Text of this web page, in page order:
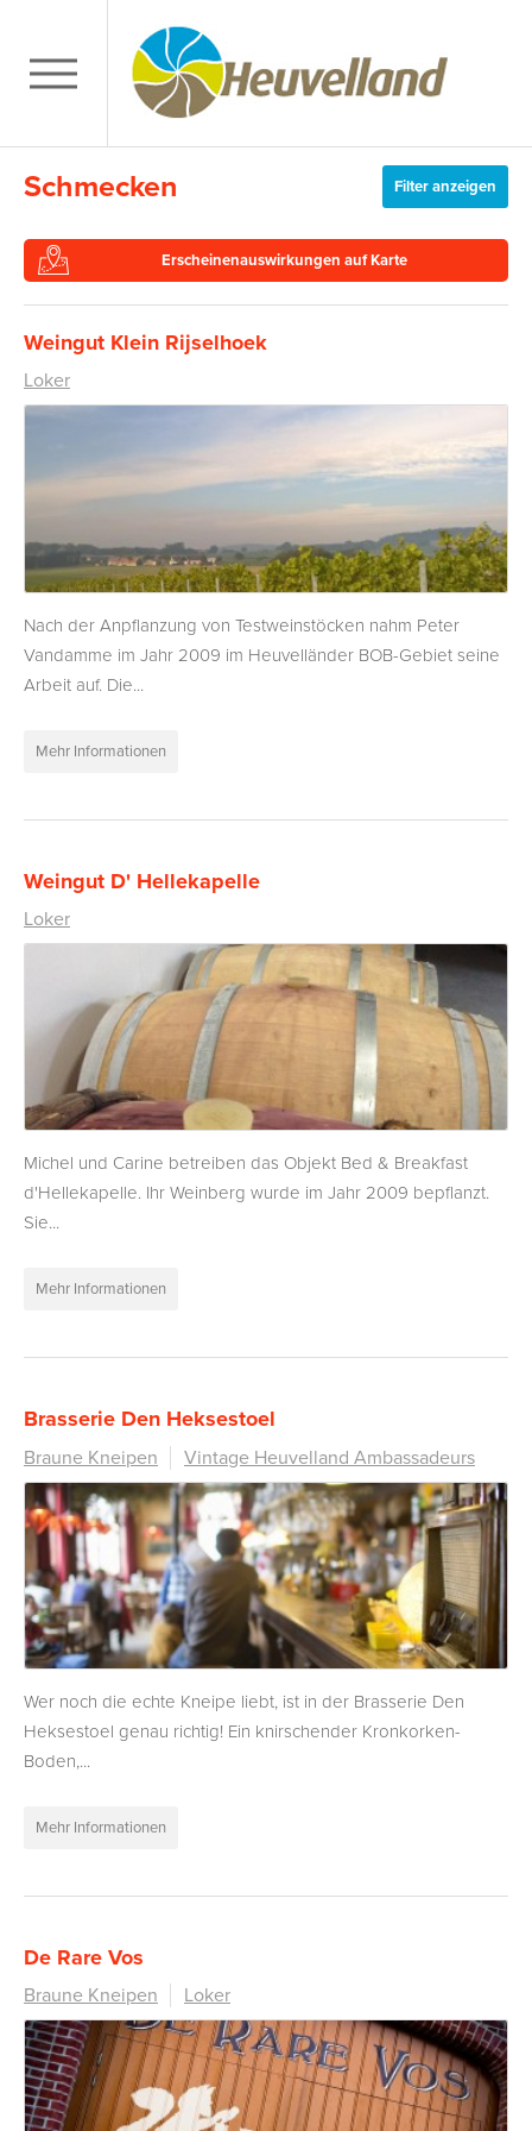
Schmecken
Erscheinenauswirkungen auf Karte
Filter anzeigen
Weingut Klein Rijselhoek
Loker
Nach der Anpflanzung von Testweinstöcken nahm Peter
Vandamme im Jahr 2009 im Heuvelländer BOB-Gebiet seine
Arbeit auf. Die...
Mehr Informationen
Weingut D' Hellekapelle
Loker
Michel und Carine betreiben das Objekt Bed & Breakfast
d'Hellekapelle. Ihr Weinberg wurde im Jahr 2009 bepflanzt.
Sie...
Mehr Informationen
Brasserie Den Heksestoel
Braune Kneipen Vintage Heuvelland Ambassadeurs
Wer noch die echte Kneipe liebt, ist in der Brasserie Den
Heksestoel genau richtig! Ein knirschender Kronkorken-
Boden,...
Mehr Informationen
De Rare Vos
Braune Kneipen Loker